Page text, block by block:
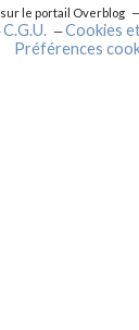
sur le portail Overblog
C.G.U.
Cookies
Préférences